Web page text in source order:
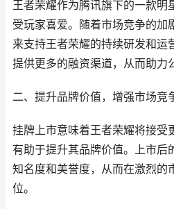
王者荣耀作为腾讯旗下的一款明
受玩家喜爱。随着市场竞争的加
来支持王者荣耀的持续研发和运
提供更多的融资渠道，从而助力
二、提升品牌价值，增强市场竞
挂牌上市意味着王者荣耀将接受
有助于提升其品牌价值。上市后
知名度和美誉度，从而在激烈的
位。